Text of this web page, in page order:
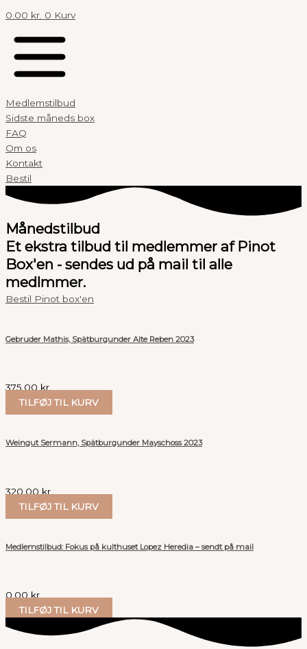
0.00 kr. 0 Kurv
Medlemstilbud
Sidste måneds box
FAQ
Om os
Kontakt
Bestil
Månedstilbud
Et ekstra tilbud til medlemmer af Pinot
Box'en - sendes ud på mail til alle
medlmmer.
Bestil Pinot box'en
Gebruder Mathis, Spätburgunder Alte Reben 2023
375.00 kr.
TILFØJ TIL KURV
Weingut Sermann, Spätburgunder Mayschoss 2023
320.00 kr.
TILFØJ TIL KURV
Medlemstilbud: Fokus på kulthuset Lopez Heredia – sendt på mail
0.00kr.
TILFØJ TIL KURV